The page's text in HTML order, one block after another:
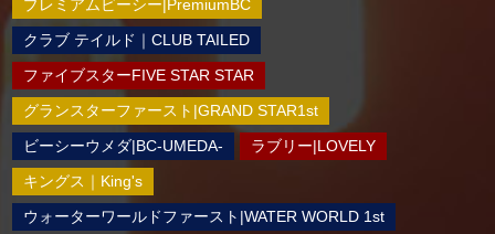
プレミアムビーシー|PremiumBC
クラブ テイルド｜CLUB TAILED
ファイブスターFIVE STAR STAR
グランスターファースト|GRAND STAR1st
ビーシーウメダ|BC-UMEDA-
ラブリー|LOVELY
キングス｜King's
ウォーターワールドファースト|WATER WORLD 1st